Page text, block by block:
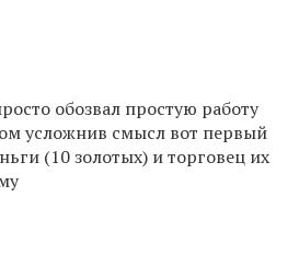
обозвал простую работу
усложнив смысл вот первый
(10 золотых) и торговец их